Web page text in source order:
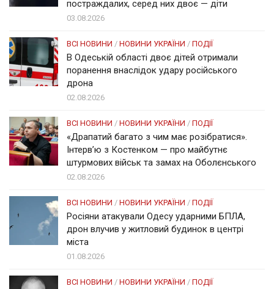
постраждалих, серед них двоє — діти
03.08.2026
ВСІ НОВИНИ / НОВИНИ УКРАЇНИ / ПОДІЇ
В Одеській області двоє дітей отримали
поранення внаслідок удару російського
дрона
02.08.2026
ВСІ НОВИНИ / НОВИНИ УКРАЇНИ / ПОДІЇ
«Драпатий багато з чим має розібратися».
Інтерв’ю з Костенком — про майбутнє
штурмових військ та замах на Оболєнського
02.08.2026
ВСІ НОВИНИ / НОВИНИ УКРАЇНИ / ПОДІЇ
Росіяни атакували Одесу ударними БПЛА,
дрон влучив у житловий будинок в центрі
міста
01.08.2026
ВСІ НОВИНИ / НОВИНИ УКРАЇНИ / ПОДІЇ